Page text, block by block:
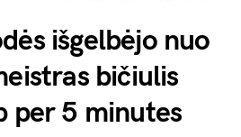
išgelbėjo nuo
bičiulis
per 5 minutes